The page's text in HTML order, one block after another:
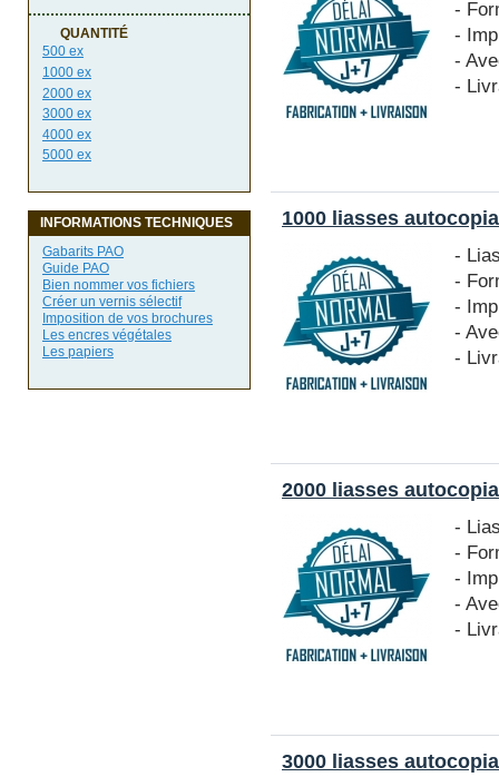
QUANTITÉ
500 ex
1000 ex
2000 ex
3000 ex
4000 ex
5000 ex
INFORMATIONS TECHNIQUES
Gabarits PAO
Guide PAO
Bien nommer vos fichiers
Créer un vernis sélectif
Imposition de vos brochures
Les encres végétales
Les papiers
-
-
-
-
1000 liasses
-
-
-
-
-
2000 liasses
-
-
-
-
-
3000 liasses